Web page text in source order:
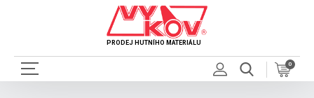
PRODEJ HUTNÍHO MATERIÁLU
0